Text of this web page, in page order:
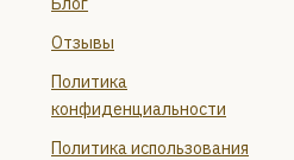
Отзывы
Политика
конфиденциальности
Политика использования